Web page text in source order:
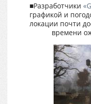
■Разработчики
графикой и
локации почти
времени